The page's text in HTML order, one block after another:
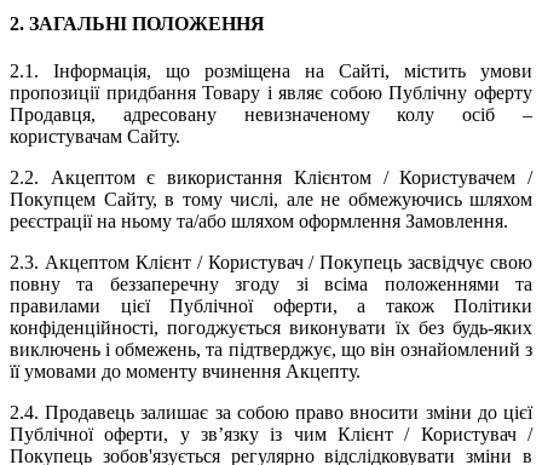
2. ЗАГАЛЬНІ ПОЛОЖЕННЯ
2.1. Інформація, що розміщена на Сайті, містить умови
пропозиції придбання Товару і являє собою Публічну оферту
Продавця, адресовану невизначеному колу осіб –
користувачам Сайту.
2.2. Акцептом є використання Клієнтом / Користувачем /
Покупцем Сайту, в тому числі, але не обмежуючись шляхом
реєстрації на ньому та/або шляхом оформлення Замовлення.
2.3. Акцептом Клієнт / Користувач / Покупець засвідчує свою
повну та беззаперечну згоду зі всіма положеннями та
правилами цієї Публічної оферти, а також Політики
конфіденційності, погоджується виконувати їх без будь-яких
виключень і обмежень, та підтверджує, що він ознайомлений з
її умовами до моменту вчинення Акцепту.
2.4. Продавець залишає за собою право вносити зміни до цієї
Публічної оферти, у зв’язку із чим Клієнт / Користувач /
Покупець зобов'язується регулярно відслідковувати зміни в